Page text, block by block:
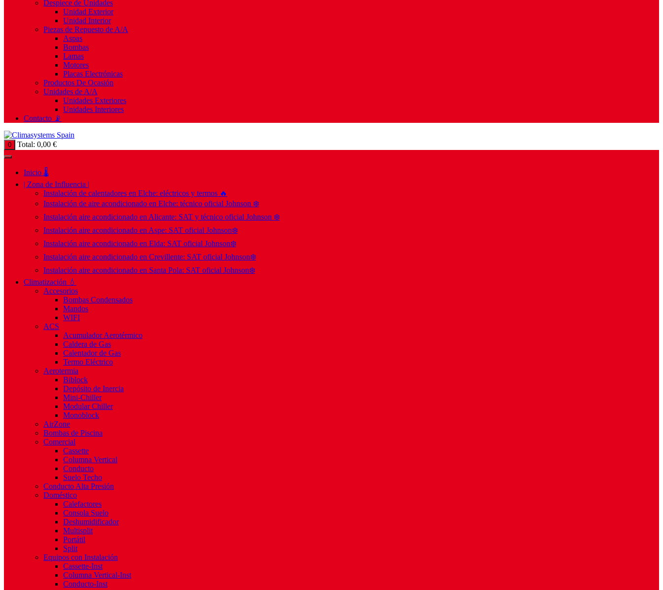
Despiece de Unidades
Unidad Exterior
Unidad Interior
Piezas de Repuesto de A/A
Aspas
Bombas
Lamas
Motores
Placas Electrónicas
Productos De Ocasión
Unidades de A/A
Unidades Exteriores
Unidades Interiores
Contacto 📡
0 Total: 0,00 €
Inicio 🌡️
| Zona de Influencia |
Instalación de calentadores en Elche: eléctricos y termos 🔥
Instalación de aire acondicionado en Elche: técnico oficial Johnson ❄️
Instalación aire acondicionado en Alicante: SAT y técnico oficial Johnson ❄️
Instalación aire acondicionado en Aspe: SAT oficial Johnson❄️
Instalación aire acondicionado en Elda: SAT oficial Johnson❄️
Instalación aire acondicionado en Crevillente: SAT oficial Johnson❄️
Instalación aire acondicionado en Santa Pola: SAT oficial Johnson❄️
Climatización 💧
Accesorios
Bombas Condensados
Mandos
WIFI
ACS
Acumulador Aerotérmico
Caldera de Gas
Calentador de Gas
Termo Eléctrico
Aerotermia
Biblock
Depósito de Inercia
Mini-Chiller
Modular Chiller
Monoblock
AirZone
Bombas de Piscina
Comercial
Cassette
Columna Vertical
Conducto
Suelo Techo
Conducto Alta Presión
Doméstico
Calefactores
Consola Suelo
Deshumidificador
Multisplit
Portátil
Split
Equipos con Instalación
Cassette-Inst
Columna Vertical-Inst
Conducto-Inst